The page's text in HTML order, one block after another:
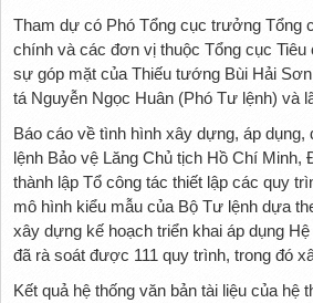
Tham dự có Phó Tổng cục trưởng Tổng
chính và các đơn vị thuộc Tổng cục
sự góp mặt của Thiếu tướng Bùi Hải
tá Nguyễn Ngọc Huân (Phó Tư lệnh) và
Báo cáo về tình hình xây dựng, áp
lệnh Bảo vệ Lăng Chủ tịch Hồ Chí
thành lập Tổ công tác thiết lập các quy
mô hình kiểu mẫu của Bộ Tư lệnh dựa
xây dựng kế hoạch triển khai áp dụng
đã rà soát được 111 quy trình, trong đó
Kết quả hệ thống văn bản tài liệu của hệ